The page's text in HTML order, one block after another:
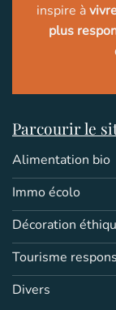
inspire à
plus
Parcourir le
Alimentation bio
Immo écolo
Décoration
Tourisme
Divers